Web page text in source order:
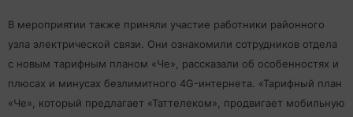
В мероприятии также приняли участие работники районного
узла электрической связи. Они ознакомили сотрудников отдела
с новым тарифным планом «Че», рассказали об особенностях и
плюсах и минусах безлимитного 4G-интернета. «Тарифный план
«Че», который предлагает «Таттелеком», продвигает мобильную